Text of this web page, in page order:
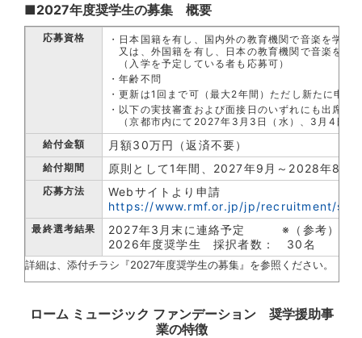
■2027年度奨学生の募集 概要
応募資格
・日本国籍を有し、国内外の教育機関で音楽を学ぶ
又は、外国籍を有し、日本の教育機関で音楽を学
（入学を予定している者も応募可）
・年齢不問
・更新は1回まで可（最大2年間）ただし新たに申請
・以下の実技審査および面接日のいずれにも出席可
（京都市内にて2027年3月3日（水）、3月4日（
給付金額
月額30万円（返済不要）
給付期間 原則として1年間、2027年9月～2028年8月
応募方法
Webサイトより申請
https://www.rmf.or.jp/jp/recruitment/
最終選考結果 2027年3月末に連絡予定※（参考）
2026年度奨学生 採択者数： 30名
詳細は、添付チラシ『2027年度奨学生の募集』を参照ください。
ローム ミュージック ファンデーション 奨学援助事
業の特徴